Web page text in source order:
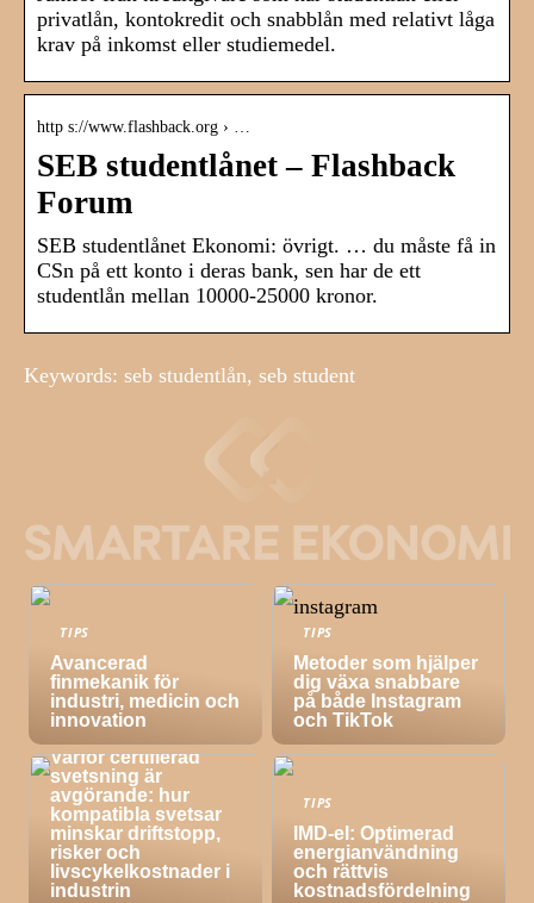
privatlån, kontokredit och snabblån med relativt låga
krav på inkomst eller studiemedel.
http s://www.flashback.org › …
SEB studentlånet – Flashback
Forum
SEB studentlånet Ekonomi: övrigt. … du måste få in
CSn på ett konto i deras bank, sen har de ett
studentlån mellan 10000-25000 kronor.
Keywords: seb studentlån, seb student
TIPS
Avancerad
finmekanik för
industri, medicin och
innovation
TIPS
Metoder som hjälper
dig växa snabbare
på både Instagram
och TikTok
TIPS
Varför certifierad
svetsning är
avgörande: hur
kompatibla svetsar
minskar driftstopp,
risker och
livscykelkostnader i
industrin
TIPS
IMD-el: Optimerad
energianvändning
och rättvis
kostnadsfördelning